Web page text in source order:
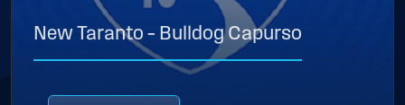
New Taranto – Bulldog Capurso